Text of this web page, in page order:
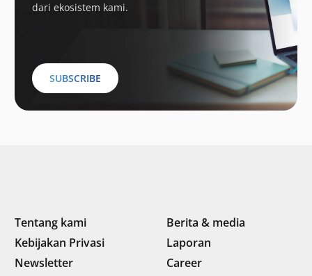
dari ekosistem kami.
SUBSCRIBE
Tentang kami
Berita & media
Kebijakan Privasi
Laporan
Newsletter
Career